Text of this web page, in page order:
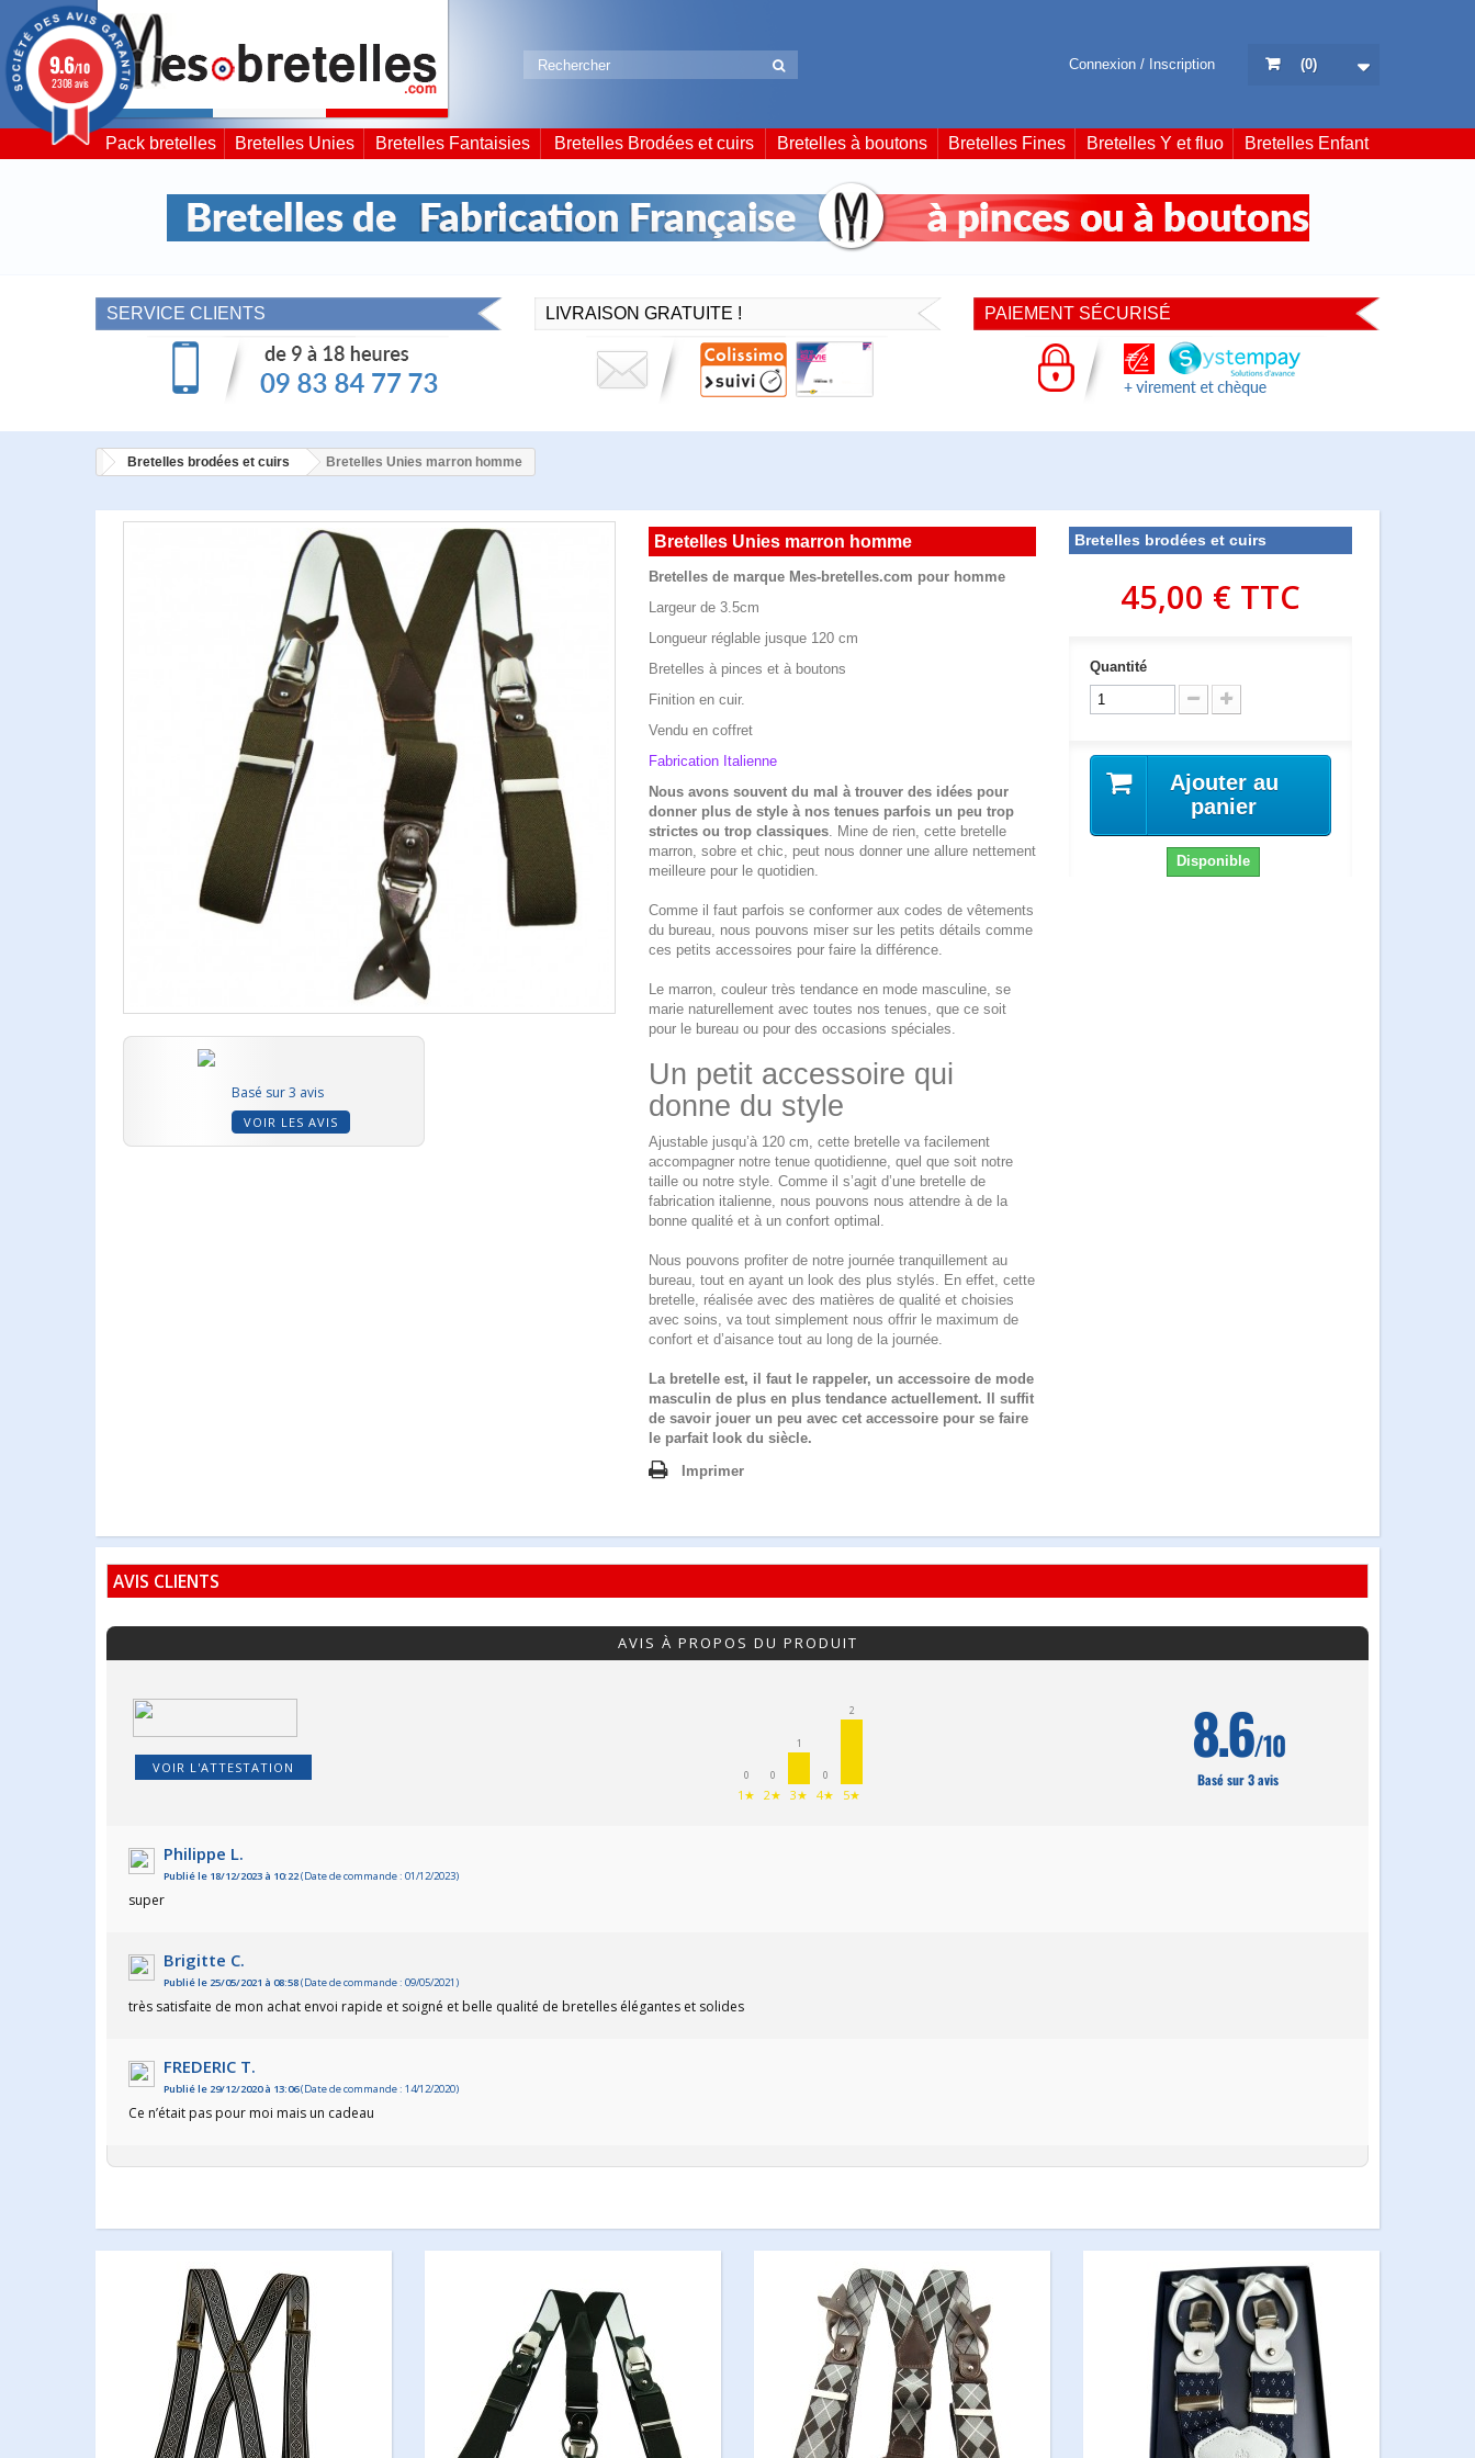
Connexion / Inscription (0)
Pack bretelles Bretelles Unies Bretelles Fantaisies Bretelles Brodées et cuirs Bretelles à boutons Bretelles Fines Bretelles Y et fluo Bretelles Enfant
SERVICE CLIENTS LIVRAISON GRATUITE ! PAIEMENT SÉCURISÉ
Bretelles brodées et cuirs Bretelles Unies marron homme
Basé sur 3 avis
VOIR LES AVIS
Bretelles Unies marron homme
Bretelles de marque Mes-bretelles.com pour homme
Largeur de 3.5cm
Longueur réglable jusque 120 cm
Bretelles à pinces et à boutons
Finition en cuir.
Vendu en coffret
Fabrication Italienne
Nous avons souvent du mal à trouver des idées pour
donner plus de style à nos tenues parfois un peu trop
strictes ou trop classiques. Mine de rien, cette bretelle
marron, sobre et chic, peut nous donner une allure nettement
meilleure pour le quotidien.
Comme il faut parfois se conformer aux codes de vêtements
du bureau, nous pouvons miser sur les petits détails comme
ces petits accessoires pour faire la différence.
Le marron, couleur très tendance en mode masculine, se
marie naturellement avec toutes nos tenues, que ce soit
pour le bureau ou pour des occasions spéciales.
Un petit accessoire qui
donne du style
Ajustable jusqu’à 120 cm, cette bretelle va facilement
accompagner notre tenue quotidienne, quel que soit notre
taille ou notre style. Comme il s’agit d’une bretelle de
fabrication italienne, nous pouvons nous attendre à de la
bonne qualité et à un confort optimal.
Nous pouvons profiter de notre journée tranquillement au
bureau, tout en ayant un look des plus stylés. En effet, cette
bretelle, réalisée avec des matières de qualité et choisies
avec soins, va tout simplement nous offrir le maximum de
confort et d’aisance tout au long de la journée.
La bretelle est, il faut le rappeler, un accessoire de mode
masculin de plus en plus tendance actuellement. Il suffit
de savoir jouer un peu avec cet accessoire pour se faire
le parfait look du siècle.
Imprimer
Bretelles brodées et cuirs
45,00 € TTC
Quantité
Ajouter au
panier
Disponible
AVIS CLIENTS
AVIS À PROPOS DU PRODUIT
VOIR L'ATTESTATION 0
1★
0
2★
1
3★
0
4★
2
5★
8.6/10
Basé sur 3 avis
Philippe L.
Publié le 18/12/2023 à 10:22(Date de commande : 01/12/2023)
super
Brigitte C.
Publié le 25/05/2021 à 08:58(Date de commande : 09/05/2021)
très satisfaite de mon achat envoi rapide et soigné et belle qualité de bretelles élégantes et solides
FREDERIC T.
Publié le 29/12/2020 à 13:06(Date de commande : 14/12/2020)
Ce n’était pas pour moi mais un cadeau
9.6/10
2308 avis